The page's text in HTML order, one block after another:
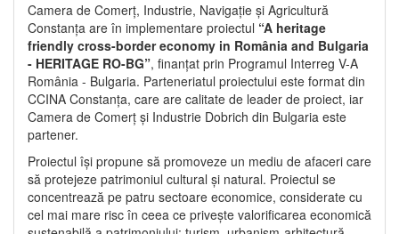
Camera de Comerț, Industrie, Navigație și Agricultură
Constanța are în implementare proiectul “A heritage
friendly cross-border economy in România and Bulgaria
- HERITAGE RO-BG”, finanțat prin Programul Interreg V-A
România - Bulgaria. Parteneriatul proiectului este format din
CCINA Constanța, care are calitate de leader de proiect, iar
Camera de Comerț și Industrie Dobrich din Bulgaria este
partener.
Proiectul își propune să promoveze un mediu de afaceri care
să protejeze patrimoniul cultural și natural. Proiectul se
concentrează pe patru sectoare economice, considerate cu
cel mai mare risc în ceea ce privește valorificarea economică